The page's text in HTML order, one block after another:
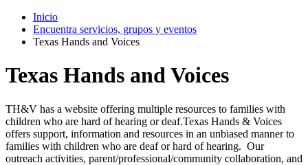
Inicio
Encuentra servicios, grupos y eventos
Texas Hands and Voices
Texas Hands and Voices
TH&V has a website offering multiple resources to families with
children who are hard of hearing or deaf.Texas Hands & Voices
offers support, information and resources in an unbiased manner to
families with children who are deaf or hard of hearing. Our
outreach activities, parent/professional/community collaboration, and